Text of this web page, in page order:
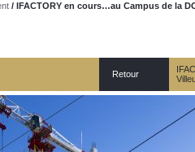
/ IFACTORY en cours…au Campus de la
Retour